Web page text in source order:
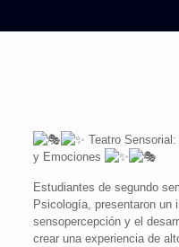
Teatro
y Emociones
Estudiantes de segundo
Psicología, presentaron un
sensopercepción y el
crear una experiencia de